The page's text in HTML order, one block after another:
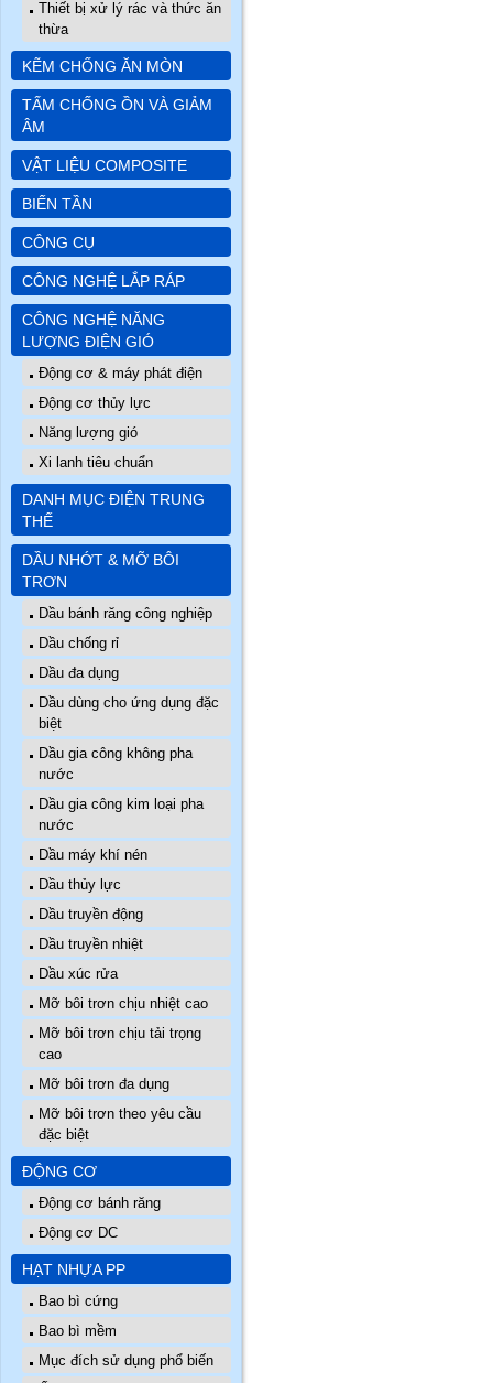
Thiết bị xử lý rác và thức ăn
thừa
KẼM CHỐNG ĂN MÒN
TẤM CHỐNG ỒN VÀ GIẢM
ÂM
VẬT LIỆU COMPOSITE
BIẾN TẦN
CÔNG CỤ
CÔNG NGHỆ LẮP RÁP
CÔNG NGHỆ NĂNG
LƯỢNG ĐIỆN GIÓ
Động cơ & máy phát điện
Động cơ thủy lực
Năng lượng gió
Xi lanh tiêu chuẩn
DANH MỤC ĐIỆN TRUNG
THẾ
DẦU NHỚT & MỠ BÔI
TRƠN
Dầu bánh răng công nghiệp
Dầu chống rỉ
Dầu đa dụng
Dầu dùng cho ứng dụng đặc
biệt
Dầu gia công không pha
nước
Dầu gia công kim loại pha
nước
Dầu máy khí nén
Dầu thủy lực
Dầu truyền động
Dầu truyền nhiệt
Dầu xúc rửa
Mỡ bôi trơn chịu nhiệt cao
Mỡ bôi trơn chịu tải trọng
cao
Mỡ bôi trơn đa dụng
Mỡ bôi trơn theo yêu cầu
đặc biệt
ĐỘNG CƠ
Động cơ bánh răng
Động cơ DC
HẠT NHỰA PP
Bao bì cứng
Bao bì mềm
Mục đích sử dụng phổ biến